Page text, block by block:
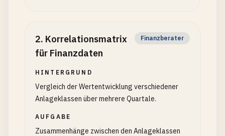
2. Korrelationsmatrix
für Finanzdaten
Finanzberater
HINTERGRUND
Vergleich der Wertentwicklung verschiedener
Anlageklassen über mehrere Quartale.
AUFGABE
Zusammenhänge zwischen den Anlageklassen